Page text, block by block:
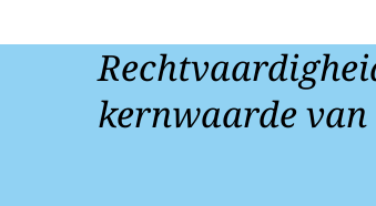
kernwaarde